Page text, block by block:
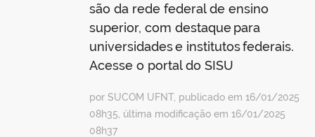
são da rede federal de ensino
superior, com destaque para
universidades e institutos federais.
Acesse o portal do SISU
por SUCOM UFNT, publicado em 16/01/2025
08h35, última modificação em 16/01/2025
08h37